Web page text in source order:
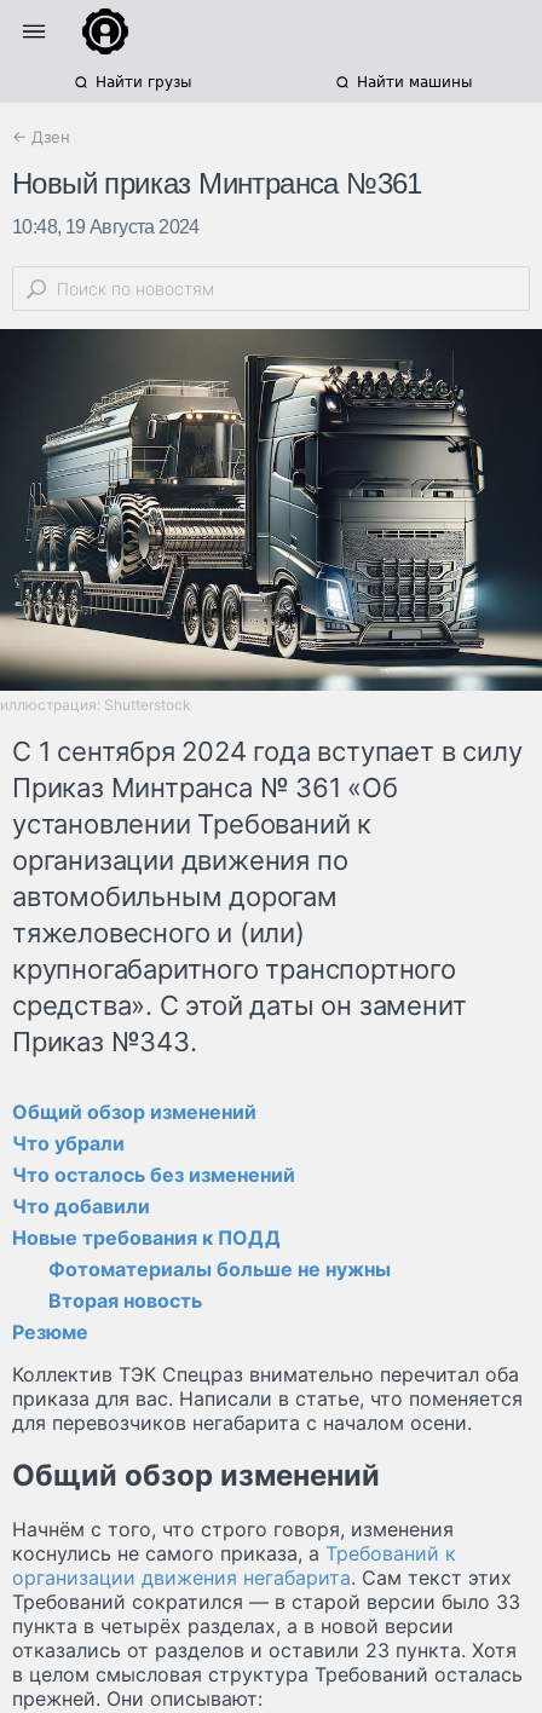
Найти грузы Найти машины
← Дзен
Новый приказ Минтранса №361
10:48, 19 Августа 2024
иллюстрация: Shutterstock
С 1 сентября 2024 года вступает в силу
Приказ Минтранса № 361 «Об
установлении Требований к
организации движения по
автомобильным дорогам
тяжеловесного и (или)
крупногабаритного транспортного
средства». С этой даты он заменит
Приказ №343.
Общий обзор изменений
Что убрали
Что осталось без изменений
Что добавили
Новые требования к ПОДД
Фотоматериалы больше не нужны
Вторая новость
Резюме
Коллектив ТЭК Спецраз внимательно перечитал оба
приказа для вас. Написали в статье, что поменяется
для перевозчиков негабарита с началом осени.
Общий обзор изменений
Начнём с того, что строго говоря, изменения
коснулись не самого приказа, а Требований к
организации движения негабарита. Сам текст этих
Требований сократился — в старой версии было 33
пункта в четырёх разделах, а в новой версии
отказались от разделов и оставили 23 пункта. Хотя
в целом смысловая структура Требований осталась
прежней. Они описывают: